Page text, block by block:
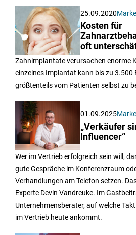
25.09.2020
Kosten für
oft
Zahnimplantate verursachen enorme
einzelnes Implantat kann bis zu 3.500
größtenteils vom Patienten selbst zu
01.09.2025
„Verkäufer
Influencer“
Wer im Vertrieb erfolgreich sein will,
gute Gespräche im Konferenzraum
Verhandlungen am Telefon setzen.
Experte Devin Vandreuke. Im
Unternehmensberater, auf welche
im Vertrieb heute ankommt.